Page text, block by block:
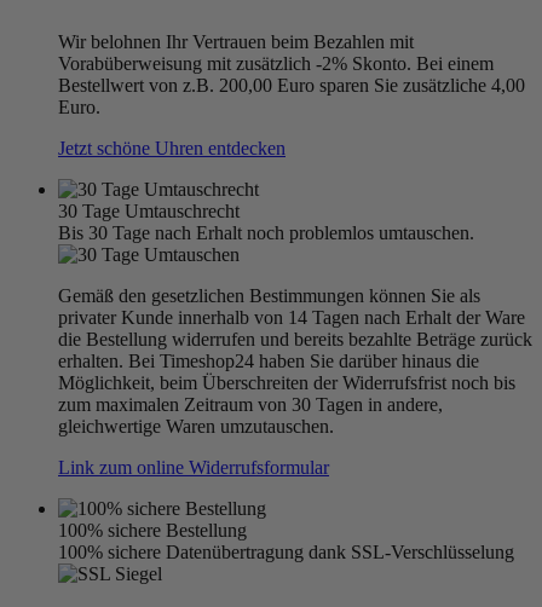
Wir belohnen Ihr Vertrauen beim Bezahlen mit
Vorabüberweisung mit zusätzlich -2% Skonto. Bei einem
Bestellwert von z.B. 200,00 Euro sparen Sie zusätzliche 4,00
Euro.
Jetzt schöne Uhren entdecken
30 Tage Umtauschrecht
Bis 30 Tage nach Erhalt noch problemlos umtauschen.
Gemäß den gesetzlichen Bestimmungen können Sie als
privater Kunde innerhalb von 14 Tagen nach Erhalt der Ware
die Bestellung widerrufen und bereits bezahlte Beträge zurück
erhalten. Bei Timeshop24 haben Sie darüber hinaus die
Möglichkeit, beim Überschreiten der Widerrufsfrist noch bis
zum maximalen Zeitraum von 30 Tagen in andere,
gleichwertige Waren umzutauschen.
Link zum online Widerrufsformular
100% sichere Bestellung
100% sichere Datenübertragung dank SSL-Verschlüsselung